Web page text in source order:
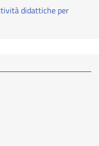
didattiche per